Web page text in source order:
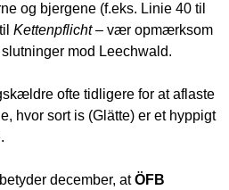
og bjergene (f.eks. Linie 40 til
Kettenpflicht– vær opmærksom
mod Leechwald.
ofte tidligere for at aflaste
hvor sort is (Glätte) er et hyppigt
december, atÖFB